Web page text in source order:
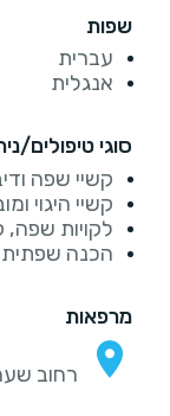
שפות
עברית
אנגלית
סוגי טיפולים/
קשיי שפה
קשיי היגוי
לקויות שפה,
הכנה
מרפאות
רחוב שער ציון